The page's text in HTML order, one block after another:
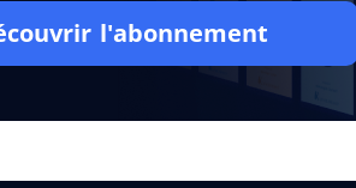
l'abonnement